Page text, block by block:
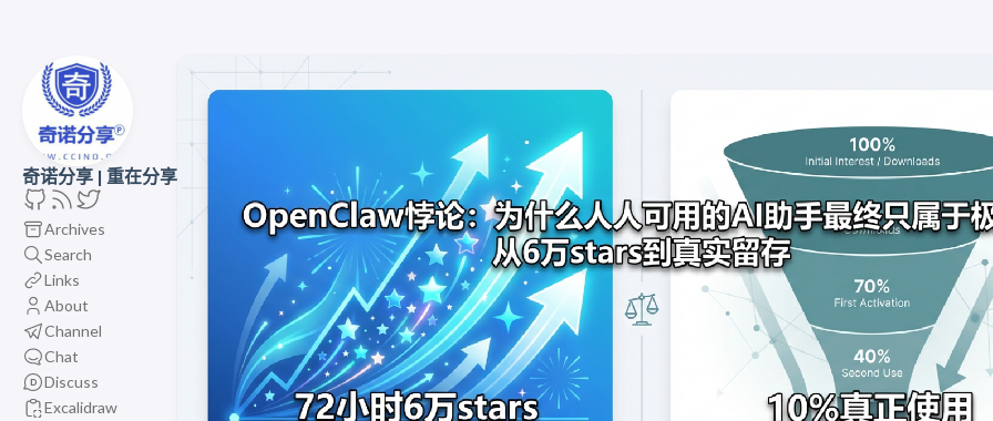
奇诺分享 | 重在分享
Archives
Search
Links
About
Channel
Chat
Discuss
Excalidraw